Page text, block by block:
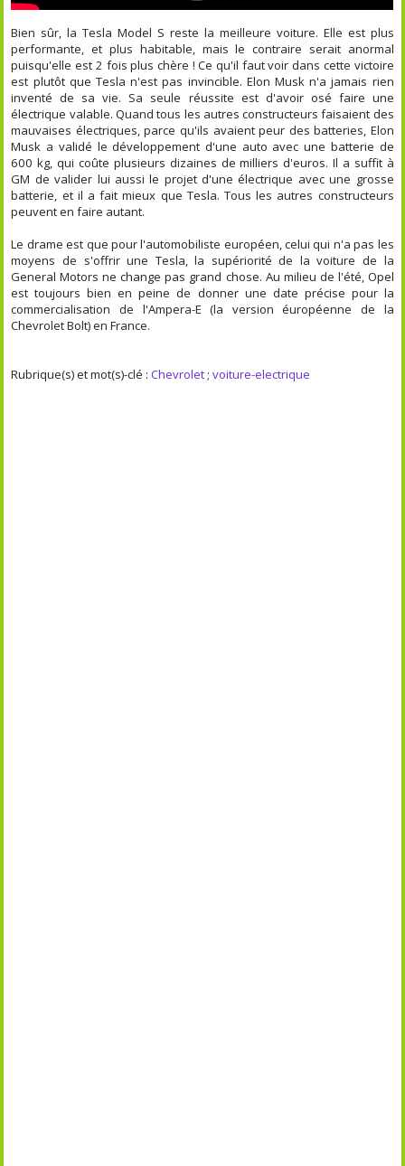
Bien sûr, la Tesla Model S reste la meilleure voiture. Elle est plus
performante, et plus habitable, mais le contraire serait anormal
puisqu'elle est 2 fois plus chère ! Ce qu'il faut voir dans cette victoire
est plutôt que Tesla n'est pas invincible. Elon Musk n'a jamais rien
inventé de sa vie. Sa seule réussite est d'avoir osé faire une
électrique valable. Quand tous les autres constructeurs faisaient des
mauvaises électriques, parce qu'ils avaient peur des batteries, Elon
Musk a validé le développement d'une auto avec une batterie de
600 kg, qui coûte plusieurs dizaines de milliers d'euros. Il a suffit à
GM de valider lui aussi le projet d'une électrique avec une grosse
batterie, et il a fait mieux que Tesla. Tous les autres constructeurs
peuvent en faire autant.
Le drame est que pour l'automobiliste européen, celui qui n'a pas les
moyens de s'offrir une Tesla, la supériorité de la voiture de la
General Motors ne change pas grand chose. Au milieu de l'été, Opel
est toujours bien en peine de donner une date précise pour la
commercialisation de l'Ampera-E (la version éuropéenne de la
Chevrolet Bolt) en France.
Rubrique(s) et mot(s)-clé :Chevrolet;voiture-electrique